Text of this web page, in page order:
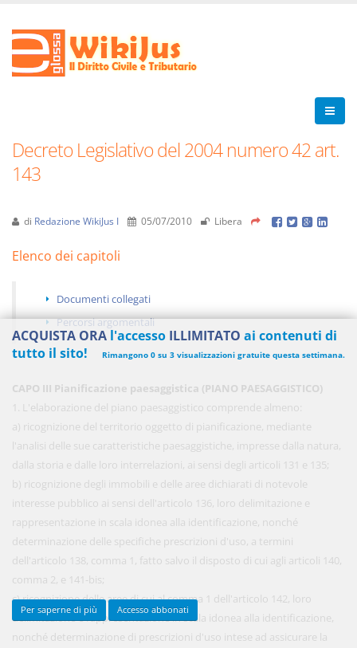
Decreto Legislativo del 2004 numero 42 art.
143
di Redazione WikiJus I 05/07/2010 Libera
Elenco dei capitoli
Documenti collegati
Percorsi argomentali
CAPO III Pianificazione paesaggistica (PIANO PAESAGGISTICO)
1. L'elaborazione del piano paesaggistico comprende almeno:
a) ricognizione del territorio oggetto di pianificazione, mediante
l'analisi delle sue caratteristiche paesaggistiche, impresse dalla natura,
dalla storia e dalle loro interrelazioni, ai sensi degli articoli 131 e 135;
b) ricognizione degli immobili e delle aree dichiarati di notevole
interesse pubblico ai sensi dell'articolo 136, loro delimitazione e
rappresentazione in scala idonea alla identificazione, nonché
determinazione delle specifiche prescrizioni d'uso, a termini
dell'articolo 138, comma 1, fatto salvo il disposto di cui agli articoli 140,
comma 2, e 141-bis;
c) ricognizione delle aree di cui al comma 1 dell'articolo 142, loro
delimitazione e rappresentazione in scala idonea alla identificazione,
nonché determinazione di prescrizioni d'uso intese ad assicurare la
ACQUISTA ORA l'accesso ILLIMITATO ai contenuti di
tutto il sito!
Rimangono 0 su 3 visualizzazioni gratuite questa settimana.
450,00 € ANNUALI
570.00€ risparmi il 21%!
Acquista ora
Per saperne di più Accesso abbonati